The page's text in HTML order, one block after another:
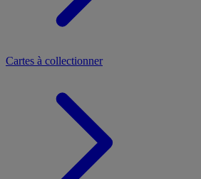
Cartes à collectionner